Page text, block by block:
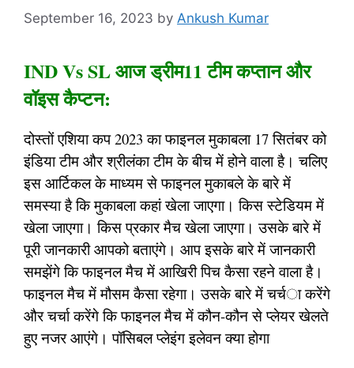
September 16, 2023 by Ankush Kumar
IND Vs SL आज ड्रीम11 टीम कप्तान और
वॉइस कैप्टन:
दोस्तों एशिया कप 2023 का फाइनल मुकाबला 17 सितंबर को
इंडिया टीम और श्रीलंका टीम के बीच में होने वाला है। चलिए
इस आर्टिकल के माध्यम से फाइनल मुकाबले के बारे में
समस्या है कि मुकाबला कहां खेला जाएगा। किस स्टेडियम में
खेला जाएगा। किस प्रकार मैच खेला जाएगा। उसके बारे में
पूरी जानकारी आपको बताएंगे। आप इसके बारे में जानकारी
समझेंगे कि फाइनल मैच में आखिरी पिच कैसा रहने वाला है।
फाइनल मैच में मौसम कैसा रहेगा। उसके बारे में चर्चा करेंगे
और चर्चा करेंगे कि फाइनल मैच में कौन-कौन से प्लेयर खेलते
हुए नजर आएंगे। पॉसिबल प्लेइंग इलेवन क्या होगा